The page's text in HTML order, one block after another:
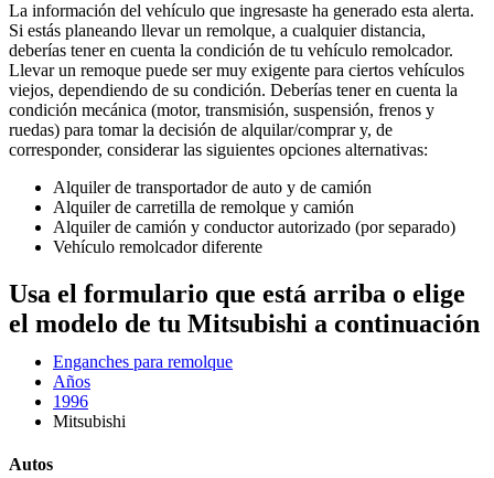
La información del vehículo que ingresaste ha generado esta alerta.
Si estás planeando llevar un remolque, a cualquier distancia,
deberías tener en cuenta la condición de tu vehículo remolcador.
Llevar un remoque puede ser muy exigente para ciertos vehículos
viejos, dependiendo de su condición. Deberías tener en cuenta la
condición mecánica (motor, transmisión, suspensión, frenos y
ruedas) para tomar la decisión de alquilar/comprar y, de
corresponder, considerar las siguientes opciones alternativas:
Alquiler de transportador de auto y de camión
Alquiler de carretilla de remolque y camión
Alquiler de camión y conductor autorizado (por separado)
Vehículo remolcador diferente
Usa el formulario que está arriba o elige
el modelo de tu Mitsubishi a continuación
Enganches para remolque
Años
1996
Mitsubishi
Autos